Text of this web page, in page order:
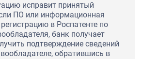
исправит принятый
ПО или информационная
в Роспатенте по
банк получает
подтверждение сведений
обратившись в